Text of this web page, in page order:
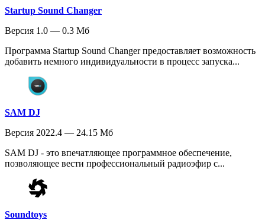
Startup Sound Changer
Версия 1.0 — 0.3 Мб
Программа Startup Sound Changer предоставляет возможность
добавить немного индивидуальности в процесс запуска...
SAM DJ
Версия 2022.4 — 24.15 Мб
SAM DJ - это впечатляющее программное обеспечение,
позволяющее вести профессиональный радиоэфир с...
Soundtoys